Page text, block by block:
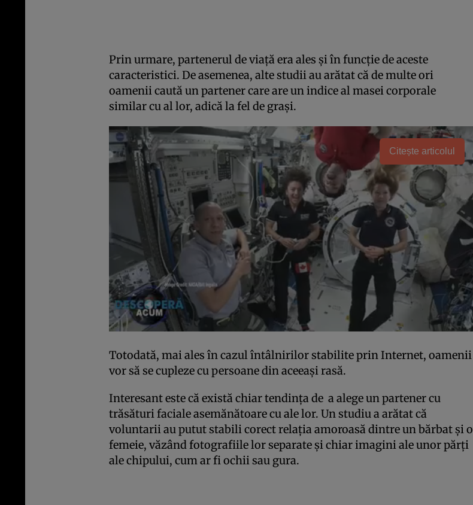
Prin urmare, partenerul de viaţă era ales şi în funcţie de aceste
caracteristici. De asemenea, alte studii au arătat că de multe ori
oamenii caută un partener care are un indice al masei corporale
similar cu al lor, adică la fel de graşi.
Citește articolul
Totodată, mai ales în cazul întâlnirilor stabilite prin Internet, oamenii
vor să se cupleze cu persoane din aceeaşi rasă.
Interesant este că există chiar tendinţa de a alege un partener cu
trăsături faciale asemănătoare cu ale lor. Un studiu a arătat că
voluntarii au putut stabili corect relaţia amoroasă dintre un bărbat şi o
femeie, văzând fotografiile lor separate şi chiar imagini ale unor părţi
ale chipului, cum ar fi ochii sau gura.